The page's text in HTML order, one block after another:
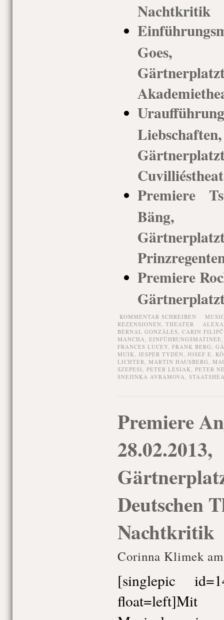
Nachtkritik
Goes,
Premiere
Bäng,
Premiere
KOMMENTAR SCHREIBEN
REZENSIONEN, THEATER
BERNAL GONZÀLES, CARIN
MANCHA, EINFÜHRUNGSMATINEE
FRANCES LUCEY, FRANK BERG,
MUIK, JESPER TYDÉN, JOSEF E.
LICHTER, MARTIN HAUSBERG,
SZEPESI, PETER LESIAK, PETER
SNEJINKA AVRAMOVA,
Premiere
28.02.2013,
Deutschen
Nachtkritik
Corinna Klimek
[singlepic